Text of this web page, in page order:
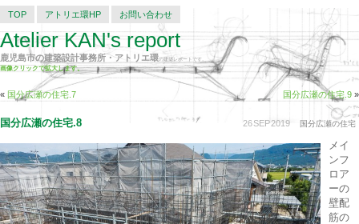
TOP アトリエ環HP お問い合わせ
Atelier KAN's report
鹿児島市の建築設計事務所・アトリエ環の建築レポートです。
画像クリックで拡大します。
« 国分広瀬の住宅.7 国分広瀬の住宅.9 »
26SEP2019 国分広瀬の住宅
国分広瀬の住宅.8
メイ
ンフ
ロア
ーの
壁配
筋の